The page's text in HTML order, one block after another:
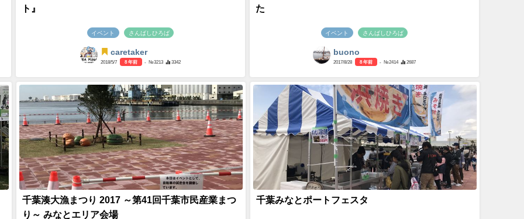
ト』
イベント さんばしひろば
caretaker
2018/5/7 8 年前 - №3213 3342
た
イベント さんばしひろば
buono
2017/8/28 8 年前 - №2414 2687
千葉湊大漁まつり 2017 ～第41回千葉市民産業まつ
り～ みなとエリア会場
千葉みなとポートフェスタ